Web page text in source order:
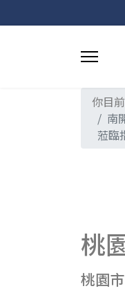
你目
南
蒞臨
桃
桃園